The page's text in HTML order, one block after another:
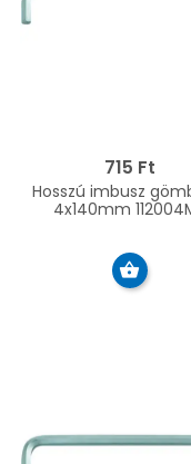
715 Ft
Hosszú imbusz
4x140mm